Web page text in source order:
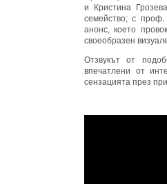
и Кристина
семейство; с проф.
анонс, което
своеобразен
Отзвукът от
впечатлени от
сензацията през